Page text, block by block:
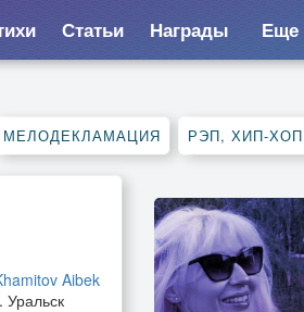
Статьи Награды Еще
МЕЛОДЕКЛАМАЦИЯ РЭП, ХИП-ХОП
Aibek
Уральск